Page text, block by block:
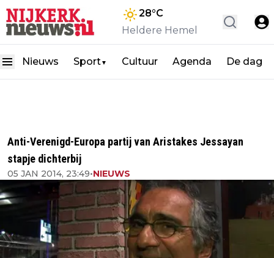
28°C
Heldere Hemel
Nieuws Sport▼ Cultuur Agenda De dag
Anti-Verenigd-Europa partij van Aristakes Jessayan
stapje dichterbij
05 JAN 2014, 23:49•NIEUWS